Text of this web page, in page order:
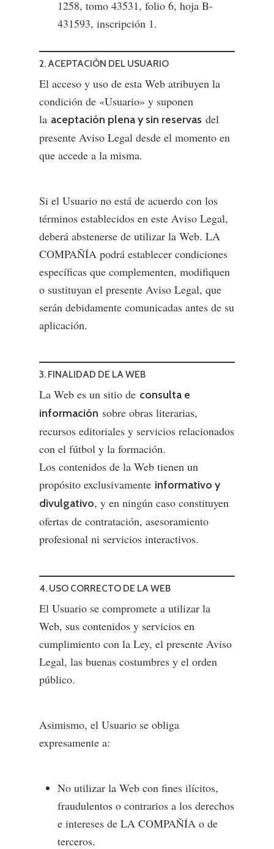
1258, tomo 43531, folio 6, hoja B-
431593, inscripción 1.
2. ACEPTACIÓN DEL USUARIO
El acceso y uso de esta Web atribuyen la
condición de «Usuario» y suponen
la aceptación plena y sin reservas del
presente Aviso Legal desde el momento en
que accede a la misma.
Si el Usuario no está de acuerdo con los
términos establecidos en este Aviso Legal,
deberá abstenerse de utilizar la Web. LA
COMPAÑÍA podrá establecer condiciones
específicas que complementen, modifiquen
o sustituyan el presente Aviso Legal, que
serán debidamente comunicadas antes de su
aplicación.
3. FINALIDAD DE LA WEB
La Web es un sitio de consulta e
información sobre obras literarias,
recursos editoriales y servicios relacionados
con el fútbol y la formación.
Los contenidos de la Web tienen un
propósito exclusivamente informativo y
divulgativo, y en ningún caso constituyen
ofertas de contratación, asesoramiento
profesional ni servicios interactivos.
4. USO CORRECTO DE LA WEB
El Usuario se compromete a utilizar la
Web, sus contenidos y servicios en
cumplimiento con la Ley, el presente Aviso
Legal, las buenas costumbres y el orden
público.
Asimismo, el Usuario se obliga
expresamente a:
No utilizar la Web con fines ilícitos,
fraudulentos o contrarios a los derechos
e intereses de LA COMPAÑÍA o de
terceros.